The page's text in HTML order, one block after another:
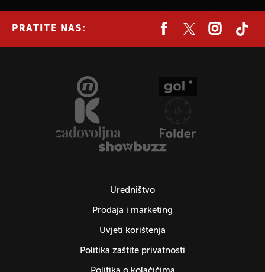
PRATITE NAS:
Uredništvo
Prodaja i marketing
Uvjeti korištenja
Politika zaštite privatnosti